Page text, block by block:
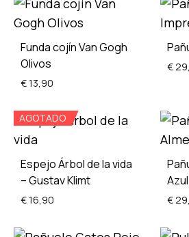
WISHLIST
Funda cojín Van Gogh
Olivos
€13,90
WISHLIST
€
AGOTADO
Espejo Árbol de la vida
– Gustav Klimt
€16,90
Azul
€